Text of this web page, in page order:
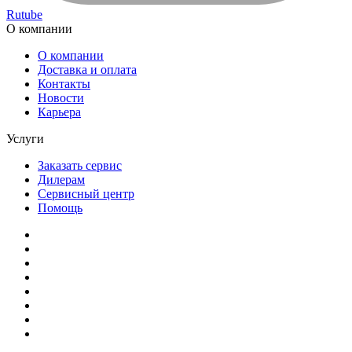
Rutube
О компании
О компании
Доставка и оплата
Контакты
Новости
Карьера
Услуги
Заказать сервис
Дилерам
Сервисный центр
Помощь